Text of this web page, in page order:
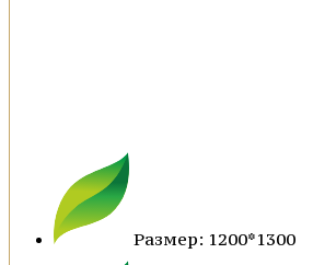
Размер: 1200*1300